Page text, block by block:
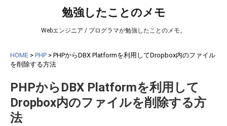
勉強したことのメモ
Webエンジニア / プログラマが勉強したことのメモ。
HOME > PHP > PHPからDBX Platformを利用してDropbox内のファイル
を削除する方法
PHPからDBX Platformを利用して
Dropbox内のファイルを削除する方
法